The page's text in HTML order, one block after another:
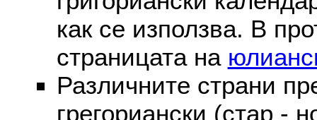
как се използва. В
страницата на
Различните страни
грегориански (стар -